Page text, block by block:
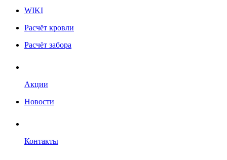
WIKI
Расчёт кровли
Расчёт забора
Акции
Новости
Контакты